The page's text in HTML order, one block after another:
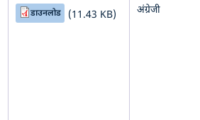
डाउनलोड (11.43 KB) अंग्रेजी